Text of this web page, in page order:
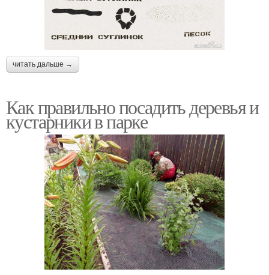
читать дальше →
Как правильно посадить деревья и
кустарники в парке